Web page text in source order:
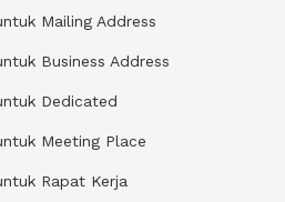
Mailing Address
Business Address
Dedicated
Meeting Place
Rapat Kerja